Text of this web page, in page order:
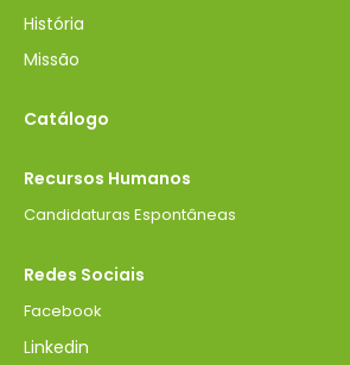
História
Missão
Catálogo
Recursos Humanos
Candidaturas Espontâneas
Redes Sociais
Facebook
Linkedin